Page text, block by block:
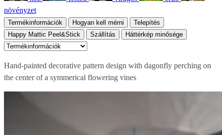
növényzet
Termékinformációk Hogyan kell mérni
Telepítés
Happy Mattic Peel&Stick
Szállítás Háttérkép minősége
Hand-painted decorative pattern design with dagonfly perching on
the center of a symmerical flowering vines